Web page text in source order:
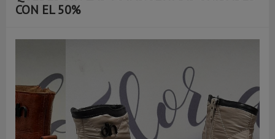
CON EL 50%